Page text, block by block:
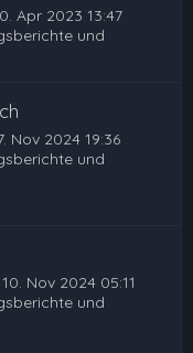
Apr 2023 13:47
und
Nov 2024 19:36
und
10. Nov 2024 05:11
und